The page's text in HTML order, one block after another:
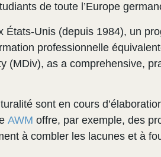
de toute l’Europe
Unis (depuis 1984), un
professionnelle
as a comprehensive,
sont en cours
AWM offre, par exemple, des
à combler les lacunes et à